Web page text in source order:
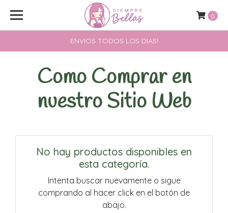
ENVIOS TODOS LOS DIAS!
0
Como Comprar en
nuestro Sitio Web
No hay productos disponibles en
esta categoría.
Intenta buscar nuevamente o sigue
comprando al hacer click en el botón de
abajo.